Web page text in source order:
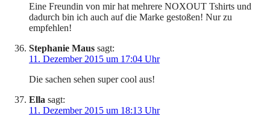
Eine Freundin von mir hat mehrere NOXOUT Tshirts und
dadurch bin ich auch auf die Marke gestoßen! Nur zu
empfehlen!
Stephanie Maus sagt:
11. Dezember 2015 um 17:04 Uhr
Die sachen sehen super cool aus!
Ella sagt:
11. Dezember 2015 um 18:13 Uhr